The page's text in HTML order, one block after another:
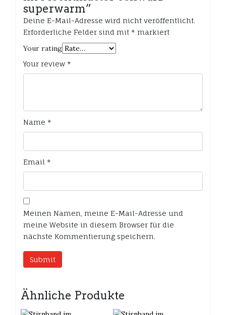
superwarm”
Deine E-Mail-Adresse wird nicht veröffentlicht.
Erforderliche Felder sind mit * markiert
Your rating
Your review *
Name *
Email *
Meinen Namen, meine E-Mail-Adresse und
meine Website in diesem Browser für die
nächste Kommentierung speichern.
Ähnliche Produkte